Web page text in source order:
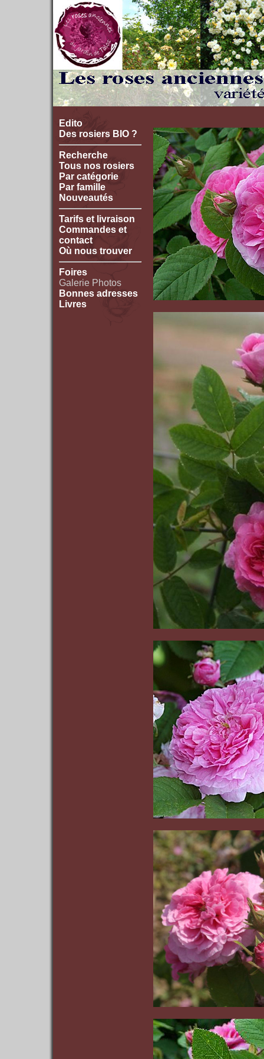
Edito
Des rosiers BIO ?
Recherche
Tous nos rosiers
Par catégorie
Par famille
Nouveautés
Tarifs et livraison
Commandes et
contact
Où nous trouver
Foires
Galerie Photos
Bonnes adresses
Livres